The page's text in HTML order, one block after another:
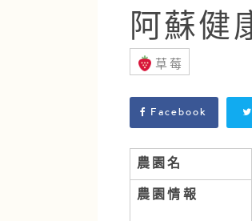
阿蘇健
草莓
Facebook
農園名
農園情報